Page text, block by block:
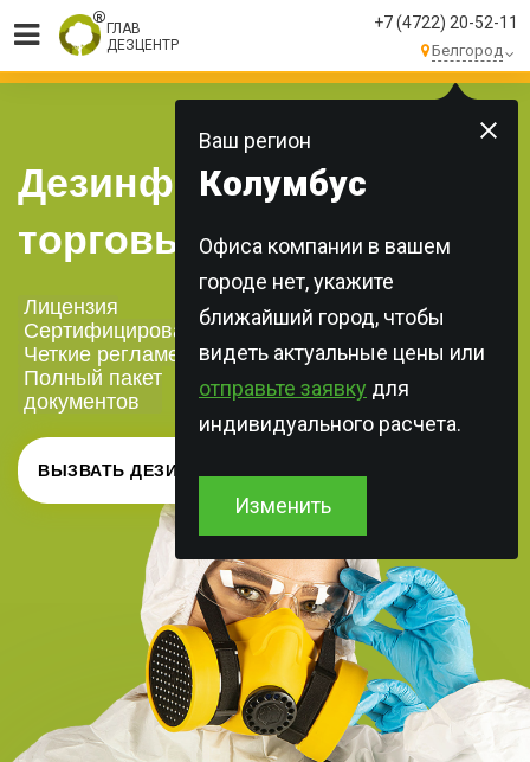
ГЛАВ
ДЕЗЦЕНТР
+7 (4722) 20-52-11
Белгород
Ваш регион
Колумбус
Офиса компании в вашем
городе нет, укажите
ближайший город, чтобы
видеть актуальные цены или
отправьте заявку для
индивидуального расчета.
Изменить
МЫ ВЫПОЛНЯЕМБОЛЕЕ 250 ЗАКАЗОВ
КАЖДЫЙ ДЕНЬ!
Дезинфекция
торговых помещений
Лицензия
Сертифицированная химия
Четкие регламенты
Полный пакет
документов
ВЫЗВАТЬ ДЕЗИНФЕКТОРА